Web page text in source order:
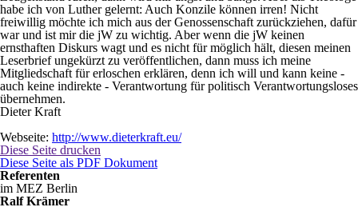
habe ich von Luther gelernt: Auch Konzile können irren! Nicht
freiwillig möchte ich mich aus der Genossenschaft zurückziehen, dafür
war und ist mir die jW zu wichtig. Aber wenn die jW keinen
ernsthaften Diskurs wagt und es nicht für möglich hält, diesen meinen
Leserbrief ungekürzt zu veröffentlichen, dann muss ich meine
Mitgliedschaft für erloschen erklären, denn ich will und kann keine -
auch keine indirekte - Verantwortung für politisch Verantwortungsloses
übernehmen.
Dieter Kraft
Webseite: http://www.dieterkraft.eu/
Diese Seite drucken
Diese Seite als PDF Dokument
Referenten
im MEZ Berlin
Ralf Krämer